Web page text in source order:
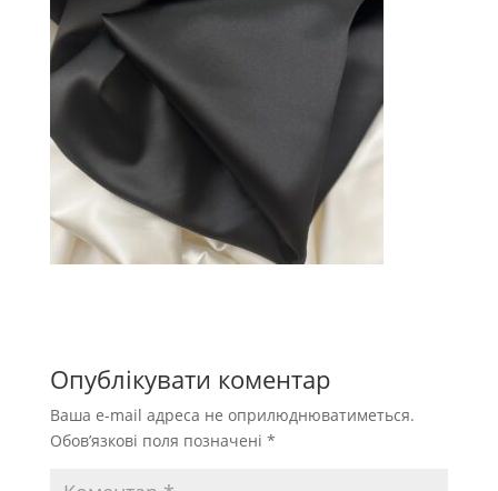
Опублікувати коментар
Ваша e-mail адреса не оприлюднюватиметься.
Обов’язкові поля позначені *